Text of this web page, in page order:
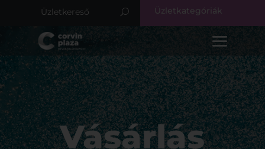
Üzletkategóriák
Vásárlás